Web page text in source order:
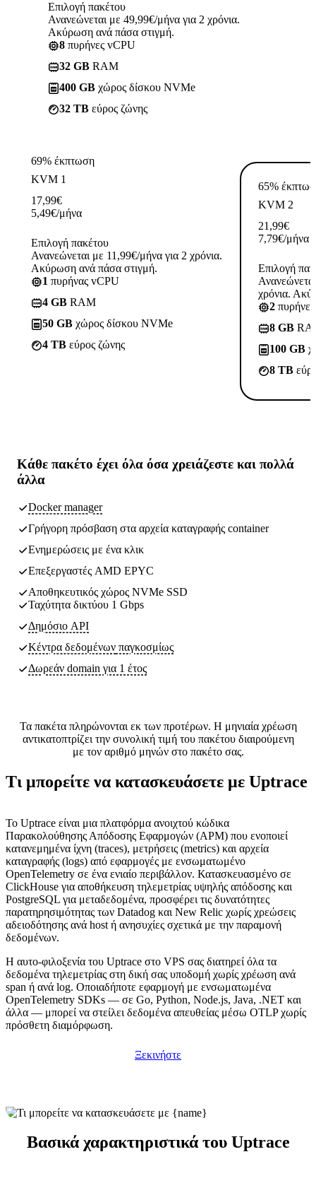
Επιλογή πακέτου
Ανανεώνεται με 49,99€/μήνα για 2 χρόνια.
Ακύρωση ανά πάσα στιγμή.
8 πυρήνες vCPU
32 GB RAM
400 GB χώρος δίσκου NVMe
32 TB εύρος ζώνης
69% έκπτωση
KVM 1
17,99€
5,49€/μήνα
Επιλογή πακέτου
Ανανεώνεται με 11,99€/μήνα για 2 χρόνια.
Ακύρωση ανά πάσα στιγμή.
1 πυρήνας vCPU
4 GB RAM
50 GB χώρος δίσκου NVMe
4 TB εύρος ζώνης
65%
KVM 2
21,99€
7,79€/μήνα
Επιλογή
χρόνια.
2
8 GB
100 GB
8 TB
Κάθε πακέτο έχει όλα όσα χρειάζεστε και πολλά
άλλα
Docker manager
Γρήγορη πρόσβαση στα αρχεία καταγραφής container
Ενημερώσεις με ένα κλικ
Επεξεργαστές AMD EPYC
Αποθηκευτικός χώρος NVMe SSD
Ταχύτητα δικτύου 1 Gbps
Δημόσιο API
Κέντρα δεδομένων παγκοσμίως
Δωρεάν domain για 1 έτος
Τα πακέτα πληρώνονται εκ των προτέρων. Η μηνιαία χρέωση
αντικατοπτρίζει την συνολική τιμή του πακέτου διαιρούμενη
με τον αριθμό μηνών στο πακέτο σας.
Τι μπορείτε να κατασκευάσετε με Uptrace
Το Uptrace είναι μια πλατφόρμα ανοιχτού κώδικα
Παρακολούθησης Απόδοσης Εφαρμογών (APM) που ενοποιεί
κατανεμημένα ίχνη (traces), μετρήσεις (metrics) και αρχεία
καταγραφής (logs) από εφαρμογές με ενσωματωμένο
OpenTelemetry σε ένα ενιαίο περιβάλλον. Κατασκευασμένο σε
ClickHouse για αποθήκευση τηλεμετρίας υψηλής απόδοσης και
PostgreSQL για μεταδεδομένα, προσφέρει τις δυνατότητες
παρατηρησιμότητας των Datadog και New Relic χωρίς χρεώσεις
αδειοδότησης ανά host ή ανησυχίες σχετικά με την παραμονή
δεδομένων.
Η αυτο-φιλοξενία του Uptrace στο VPS σας διατηρεί όλα τα
δεδομένα τηλεμετρίας στη δική σας υποδομή χωρίς χρέωση ανά
span ή ανά log. Οποιαδήποτε εφαρμογή με ενσωματωμένα
OpenTelemetry SDKs — σε Go, Python, Node.js, Java, .NET και
άλλα — μπορεί να στείλει δεδομένα απευθείας μέσω OTLP χωρίς
πρόσθετη διαμόρφωση.
Ξεκινήστε
Βασικά χαρακτηριστικά του Uptrace